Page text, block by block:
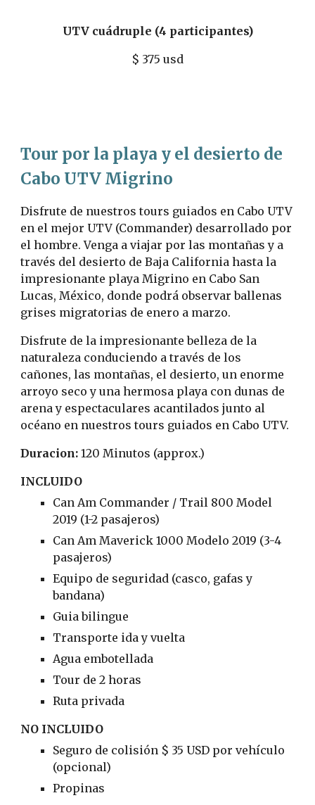
UTV cuádruple (4 participantes)
$ 375 usd
Tour por la playa y el desierto de
Cabo UTV Migrino
Disfrute de nuestros tours guiados en Cabo UTV
en el mejor UTV (Commander) desarrollado por
el hombre. Venga a viajar por las montañas y a
través del desierto de Baja California hasta la
impresionante playa Migrino en Cabo San
Lucas, México, donde podrá observar ballenas
grises migratorias de enero a marzo.
Disfrute de la impresionante belleza de la
naturaleza conduciendo a través de los
cañones, las montañas, el desierto, un enorme
arroyo seco y una hermosa playa con dunas de
arena y espectaculares acantilados junto al
océano en nuestros tours guiados en Cabo UTV.
Duracion:120 Minutos (approx.)
INCLUIDO
Can Am Commander / Trail 800 Model
2019 (1-2 pasajeros)
Can Am Maverick 1000 Modelo 2019 (3-4
pasajeros)
Equipo de seguridad (casco, gafas y
bandana)
Guia bilingue
Transporte ida y vuelta
Agua embotellada
Tour de 2 horas
Ruta privada
NO INCLUIDO
Seguro de colisión $ 35 USD por vehículo
(opcional)
Propinas